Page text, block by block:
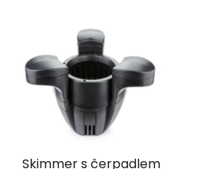
Skimmer s čerpadlem